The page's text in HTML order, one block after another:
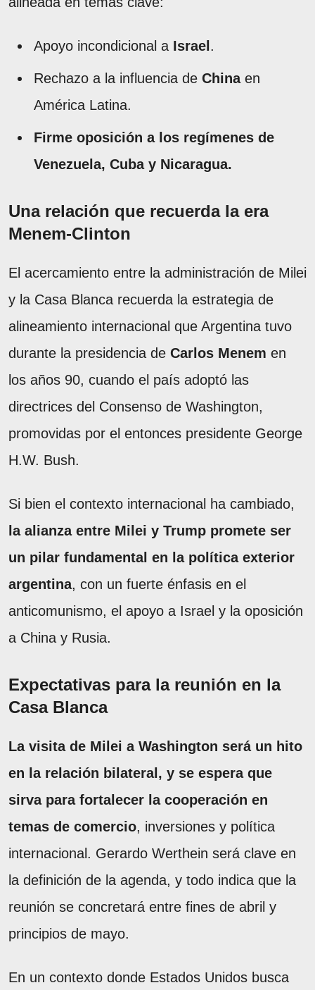
Apoyo incondicional a Israel .
Rechazo a la influencia de China en
América Latina.
Firme oposición a los regímenes de
Venezuela, Cuba y Nicaragua.
Una relación que recuerda la era
Menem-Clinton
El acercamiento entre la administración de Milei
y la Casa Blanca recuerda la estrategia de
alineamiento internacional que Argentina tuvo
durante la presidencia de Carlos Menem en
los años 90, cuando el país adoptó las
directrices del Consenso de Washington,
promovidas por el entonces presidente George
H.W. Bush.
Si bien el contexto internacional ha cambiado,
la alianza entre Milei y Trump promete ser
un pilar fundamental en la política exterior
argentina, con un fuerte énfasis en el
anticomunismo, el apoyo a Israel y la oposición
a China y Rusia.
Expectativas para la reunión en la
Casa Blanca
La visita de Milei a Washington será un hito
en la relación bilateral, y se espera que
sirva para fortalecer la cooperación en
temas de comercio, inversiones y política
internacional. Gerardo Werthein será clave en
la definición de la agenda, y todo indica que la
reunión se concretará entre fines de abril y
principios de mayo.
En un contexto donde Estados Unidos busca